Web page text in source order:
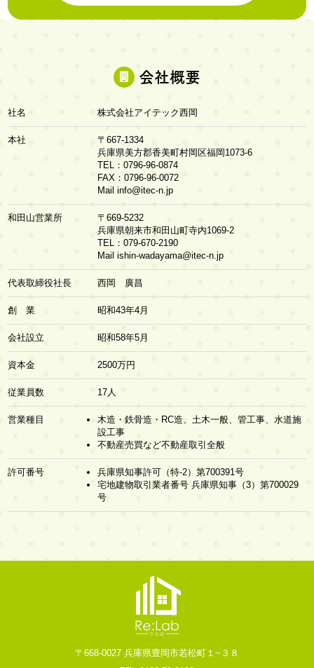
会社概要
社名 株式会社アイテック西岡
本社
〒667-1334
兵庫県美方郡香美町村岡区福岡1073-6
TEL：0796-96-0874
FAX：0796-96-0072
Mail info@itec-n.jp
和田山営業所
〒669-5232
兵庫県朝来市和田山町寺内1069-2
TEL：079-670-2190
Mail ishin-wadayama@itec-n.jp
代表取締役社長 西岡 廣昌
創 業 昭和43年4月
会社設立 昭和58年5月
資本金 2500万円
従業員数 17人
営業種目
木造・鉄骨造・RC造、土木一般、管工事、水道施
設工事
不動産売買など不動産取引全般
許可番号
兵庫県知事許可（特-2）第700391号
宅地建物取引業者番号 兵庫県知事（3）第700029
号
〒668-0027 兵庫県豊岡市若松町１−３８